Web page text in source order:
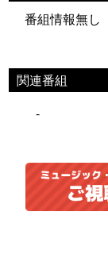
番組情報無し
関連番組
-